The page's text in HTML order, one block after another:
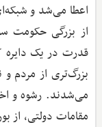
اعطا می‌شد و
از بزرگی حکومت
قدرت در یک
بزرگ‌تری از مردم
می‌شدند. رشوه و
مقامات دولتی، از